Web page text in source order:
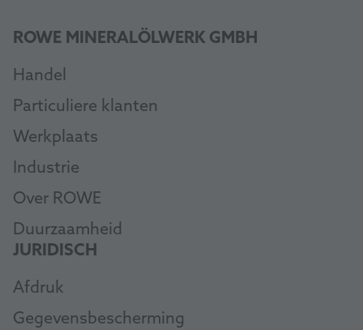
ROWE MINERALÖLWERK GMBH
Handel
Particuliere klanten
Werkplaats
Industrie
Over ROWE
Duurzaamheid
JURIDISCH
Afdruk
Gegevensbescherming